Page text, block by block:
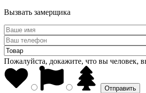
Вызвать замерщика
Пожалуйста, докажите, что вы человек,